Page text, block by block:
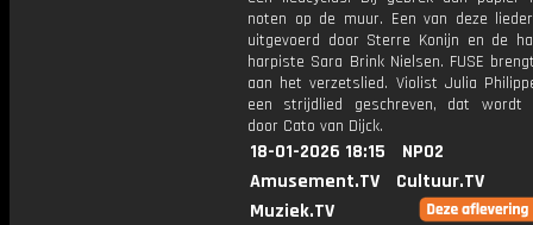
noten op de muur. Een van deze
uitgevoerd door Sterre Konijn en de
harpiste Sara Brink Nielsen. FUSE
aan het verzetslied. Violist Julia
een strijdlied geschreven, dat wordt
door Cato van Dijck.
18-01-2026 18:15
NPO2
Amusement.TV
Cultuur.TV
Muziek.TV